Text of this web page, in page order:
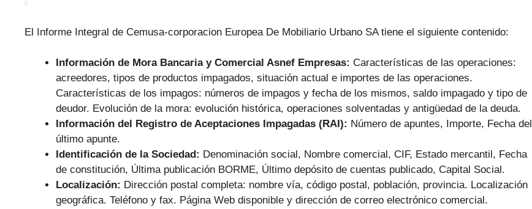
El Informe Integral de Cemusa-corporacion Europea De Mobiliario Urbano SA tiene el siguiente contenido:
Información de Mora Bancaria y Comercial Asnef Empresas: Características de las operaciones:
acreedores, tipos de productos impagados, situación actual e importes de las operaciones.
Características de los impagos: números de impagos y fecha de los mismos, saldo impagado y tipo de
deudor. Evolución de la mora: evolución histórica, operaciones solventadas y antigüedad de la deuda.
Información del Registro de Aceptaciones Impagadas (RAI): Número de apuntes, Importe, Fecha del
último apunte.
Identificación de la Sociedad: Denominación social, Nombre comercial, CIF, Estado mercantil, Fecha
de constitución, Última publicación BORME, Último depósito de cuentas publicado, Capital Social.
Localización: Dirección postal completa: nombre vía, código postal, población, provincia. Localización
geográfica. Teléfono y fax. Página Web disponible y dirección de correo electrónico comercial.